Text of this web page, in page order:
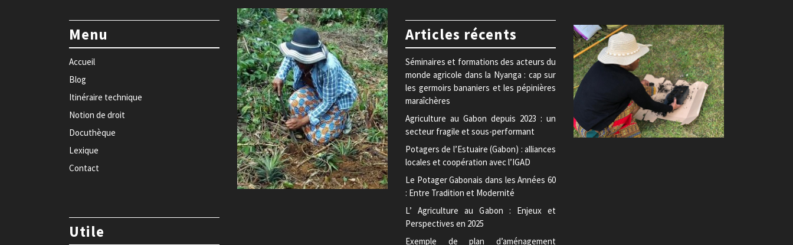
Menu
Accueil
Blog
Itinéraire technique
Notion de droit
Docuthèque
Lexique
Contact
Utile
Articles récents
Séminaires et formations des acteurs du
monde agricole dans la Nyanga : cap sur
les germoirs bananiers et les pépinières
maraîchères
Agriculture au Gabon depuis 2023 : un
secteur fragile et sous-performant
Potagers de l’Estuaire (Gabon) : alliances
locales et coopération avec l’IGAD
Le Potager Gabonais dans les Années 60
: Entre Tradition et Modernité
L’ Agriculture au Gabon : Enjeux et
Perspectives en 2025
Exemple de plan d’aménagement